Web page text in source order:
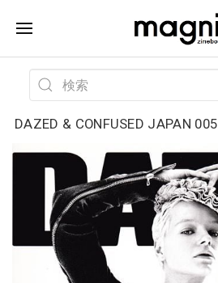
DAZED & CONFUSED JAPAN 005